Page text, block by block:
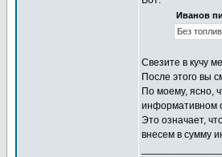
Иванов
Без
Свезите в кучу
После этого вы
По моему, ясно,
информативном
Это означает,
внесем в сумму